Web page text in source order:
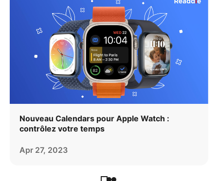
Nouveau Calendars pour Apple Watch :
contrôlez votre temps
Apr 27, 2023